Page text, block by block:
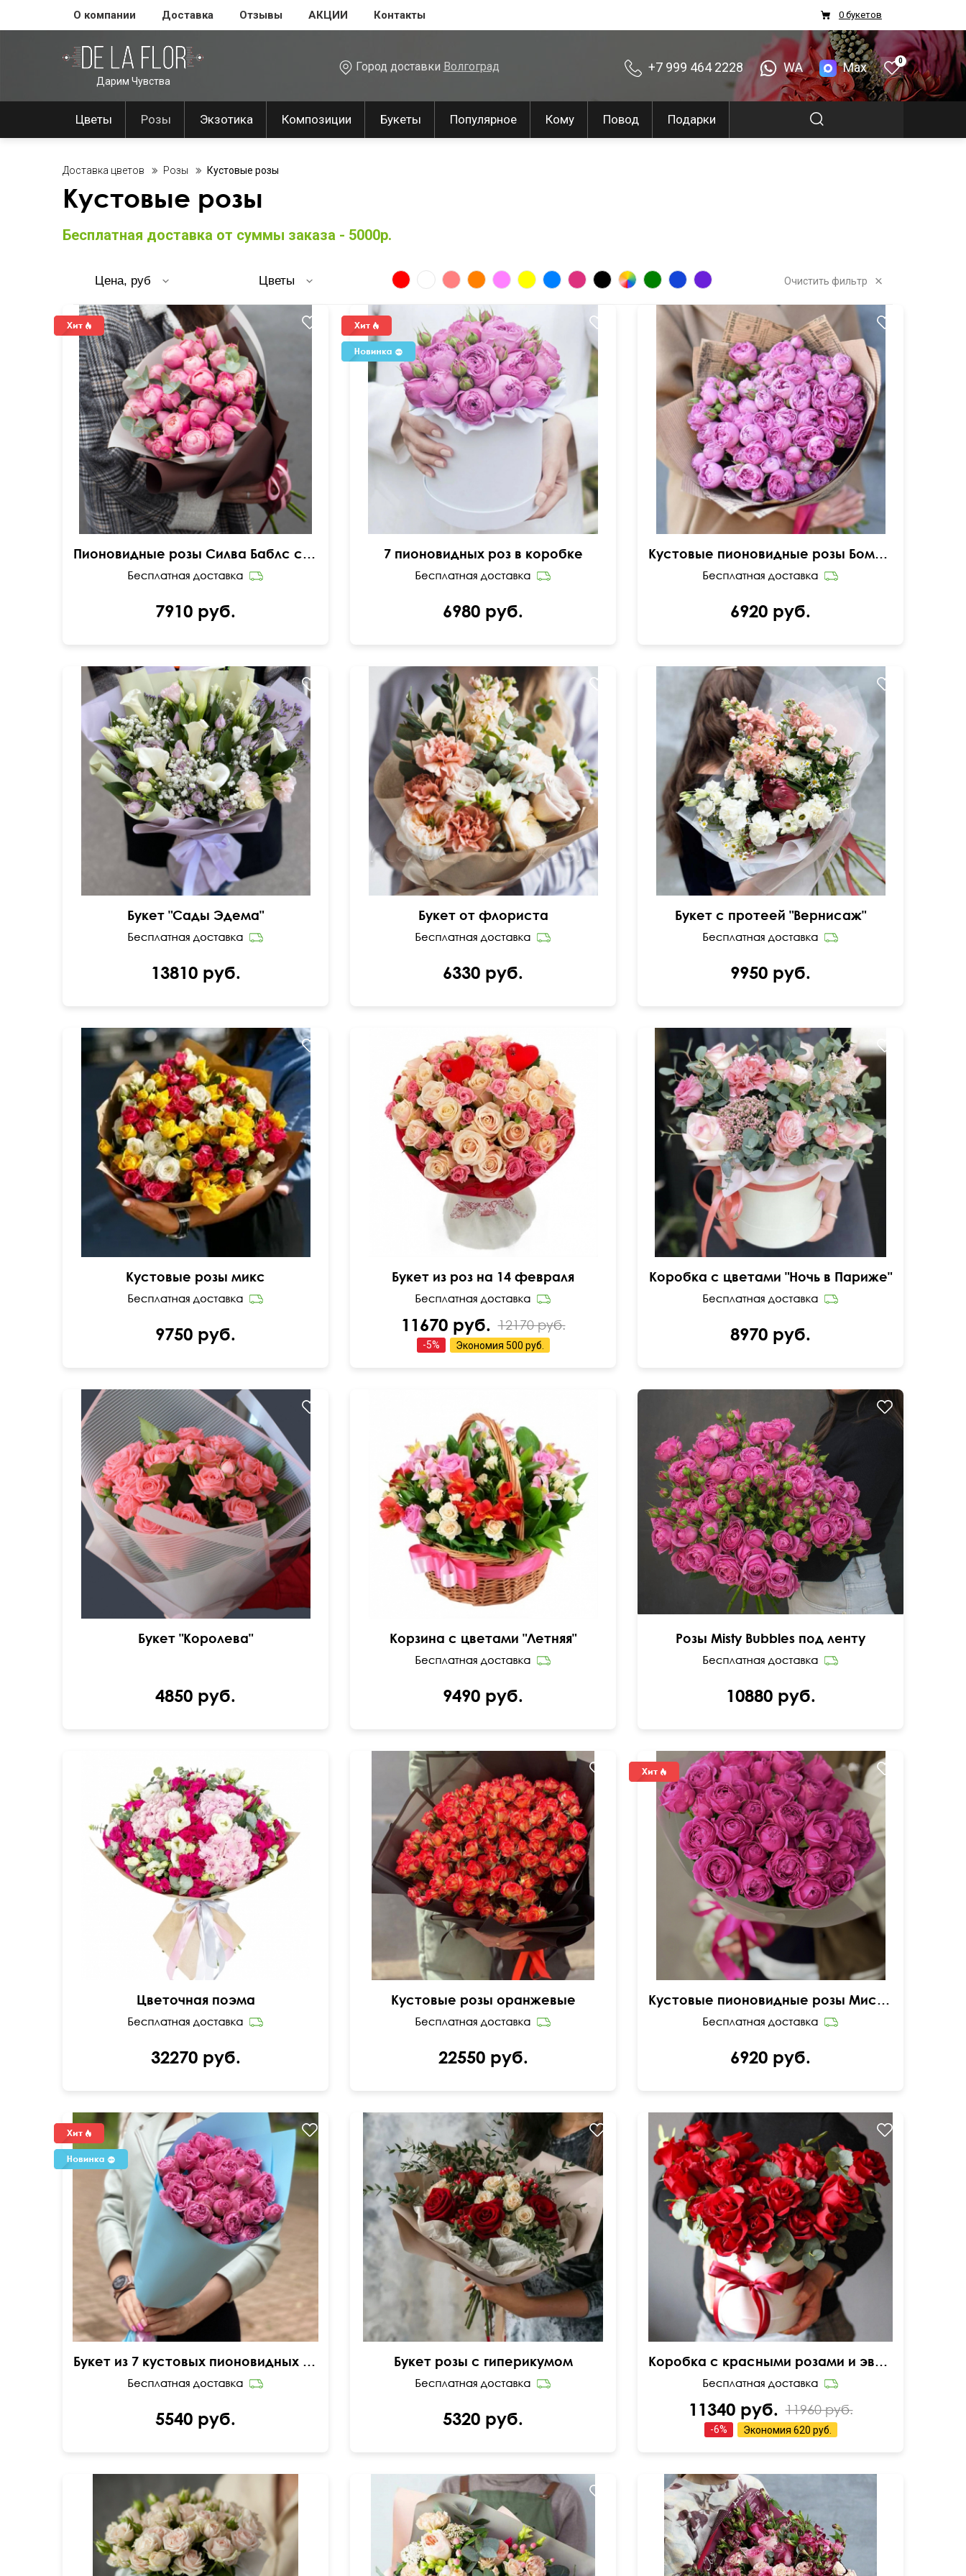
О компании Доставка Отзывы АКЦИИ Контакты 0 букетов
Дарим Чувства
Город доставки Волгоград +7 999 464 2228 WA Max 0
Цветы Розы Экзотика Композиции Букеты Популярное Кому Повод Подарки
Доставка цветов Розы Кустовые розы
Кустовые розы
Бесплатная доставка от суммы заказа - 5000р.
Цена, руб Цветы Очистить фильтр
Пионовидные розы Силва Баблс с эвкалиптом
7910 руб.
7 пионовидных роз в коробке
6980 руб.
В крафтовой упаковке
Кустовые пионовидные розы Бомбастик Баблс
6920 руб.
Букет "Сады Эдема"
13810 руб.
Составим под ваш бюджет
Букет от флориста
6330 руб.
Упаковка в корейском стиле
Букет с протеей "Вернисаж"
9950 руб.
В крафт бумаге
40 см
50 см
Кустовые розы микс
9750 руб.
Декор из двух сердец
50 см
45 см
Букет из роз на 14 февраля
11670 руб. 12170 руб.
-5% Экономия 500 руб.
Коробка с цветами "Ночь в Париже"
8970 руб.
Голландские коралловые розы
45 см
30 см
Букет "Королева"
4850 руб.
Декор с атласной ленты
30 см
30 см
Корзина с цветами "Летняя"
9490 руб.
50 см 50 см
Розы Misty Bubbles под ленту
10880 руб.
55 см 55 см
Цветочная поэма
32270 руб.
В дизайнерской матовой пленке
Кустовые розы оранжевые
22550 руб.
40 см 35 см
Кустовые пионовидные розы Мисти Баблс
6920 руб.
Букет из 7 кустовых пионовидных роз
5540 руб.
40 см 45 см
Букет розы с гиперикумом
5320 руб.
40 см 45 см
Коробка с красными розами и эвкалиптом
11340 руб. 11960 руб.
-6% Экономия 620 руб.